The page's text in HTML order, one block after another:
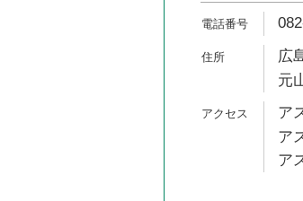
広
元
ア
ア
ア